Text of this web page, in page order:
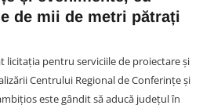
de mii de metri pătrați
licitația pentru serviciile de proiectare și
Centrului Regional de Conferințe și
este gândit să aducă județul în